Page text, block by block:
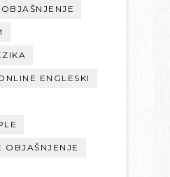
ENGLESKI
OBJAŠNJENJE